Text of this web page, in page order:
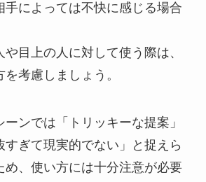
手によっては不快に感じる場合
目上の人に対して使う際は、
考慮しましょう。
ンでは「トリッキーな提案」
すぎて現実的でない」と捉えら
め、使い方には十分注意が必要